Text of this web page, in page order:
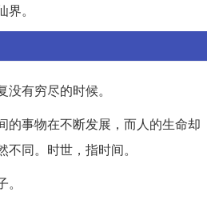
。
有穷尽的时候。
事物在不断发展，而人的生命却
同。时世，指时间。